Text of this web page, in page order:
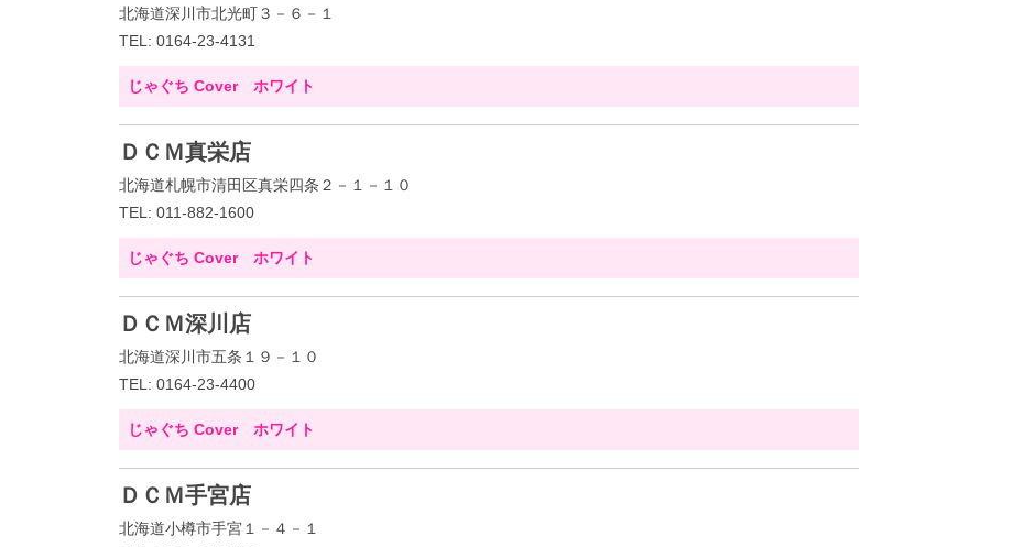
北海道深川市北光町３－６－１
TEL: 0164-23-4131
じゃぐち Cover ホワイト
ＤＣＭ真栄店
北海道札幌市清田区真栄四条２－１－１０
TEL: 011-882-1600
じゃぐち Cover ホワイト
ＤＣＭ深川店
北海道深川市五条１９－１０
TEL: 0164-23-4400
じゃぐち Cover ホワイト
ＤＣＭ手宮店
北海道小樽市手宮１－４－１